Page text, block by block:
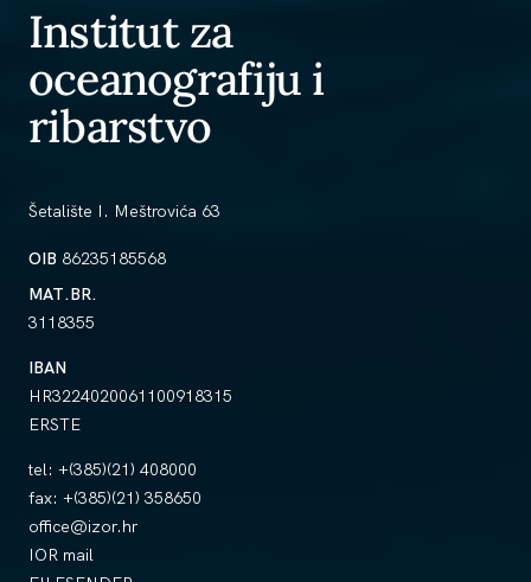
Institut za
oceanografiju i
ribarstvo
Šetalište I. Meštrovića 63
OIB 86235185568
MAT.BR.
3118355
IBAN
HR3224020061100918315
ERSTE
tel: +(385)(21) 408000
fax: +(385)(21) 358650
office@izor.hr
IOR mail